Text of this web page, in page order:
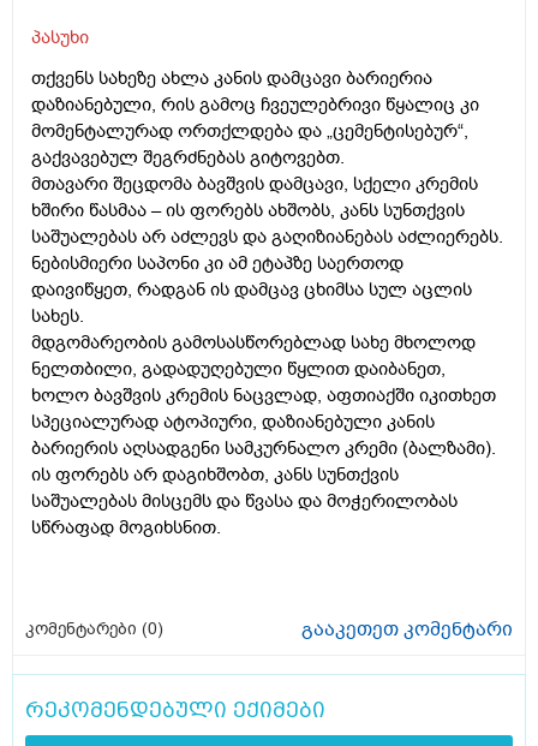
პასუხი
თქვენს სახეზე ახლა კანის დამცავი ბარიერია
დაზიანებული, რის გამოც ჩვეულებრივი წყალიც კი
მომენტალურად ორთქლდება და „ცემენტისებურ“,
გაქვავებულ შეგრძნებას გიტოვებთ.
მთავარი შეცდომა ბავშვის დამცავი, სქელი კრემის
ხშირი წასმაა – ის ფორებს ახშობს, კანს სუნთქვის
საშუალებას არ აძლევს და გაღიზიანებას აძლიერებს.
ნებისმიერი საპონი კი ამ ეტაპზე საერთოდ
დაივიწყეთ, რადგან ის დამცავ ცხიმსა სულ აცლის
სახეს.
მდგომარეობის გამოსასწორებლად სახე მხოლოდ
ნელთბილი, გადადუღებული წყლით დაიბანეთ,
ხოლო ბავშვის კრემის ნაცვლად, აფთიაქში იკითხეთ
სპეციალურად ატოპიური, დაზიანებული კანის
ბარიერის აღსადგენი სამკურნალო კრემი (ბალზამი).
ის ფორებს არ დაგიხშობთ, კანს სუნთქვის
საშუალებას მისცემს და წვასა და მოჭერილობას
სწრაფად მოგიხსნით.
კომენტარები (0) გააკეთეთ კომენტარი
რეკომენდებული ექიმები